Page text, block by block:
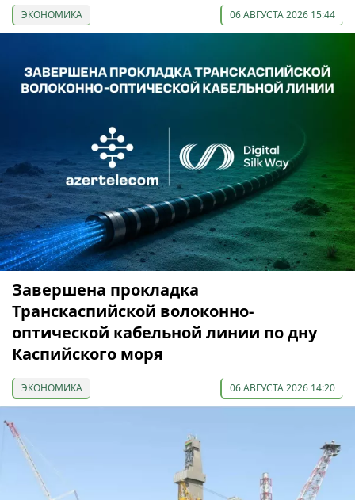
ЭКОНОМИКА 06 АВГУСТА 2026 15:44
Завершена прокладка
Транскаспийской волоконно-
оптической кабельной линии по дну
Каспийского моря
ЭКОНОМИКА 06 АВГУСТА 2026 14:20